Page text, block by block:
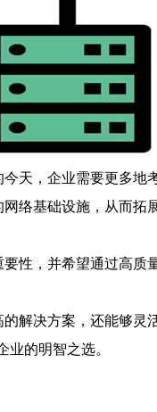
天，企业需要更多
络基础设施，从而拓
性，并希望通过高
解决方案，还能够
的明智之选。